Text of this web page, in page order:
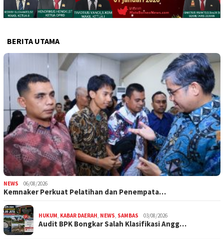
BERITA UTAMA
NEWS 06/08/2026
Kemnaker Perkuat Pelatihan dan Penempata…
HUKUM, KABAR DAERAH, NEWS, SAMBAS 03/08/2026
Audit BPK Bongkar Salah Klasifikasi Angg…